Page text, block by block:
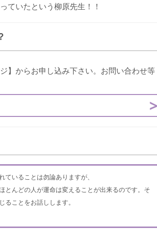
ていたという柳原先生！！
】からお申し込み下さい。お問い合わせ等
ていることは勿論ありますが、
とんどの人が運命は変えることが出来るのです。そ
ことをお話しします。